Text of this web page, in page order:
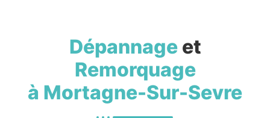
Dépannageet
Remorquage
à Mortagne-Sur-Sevre